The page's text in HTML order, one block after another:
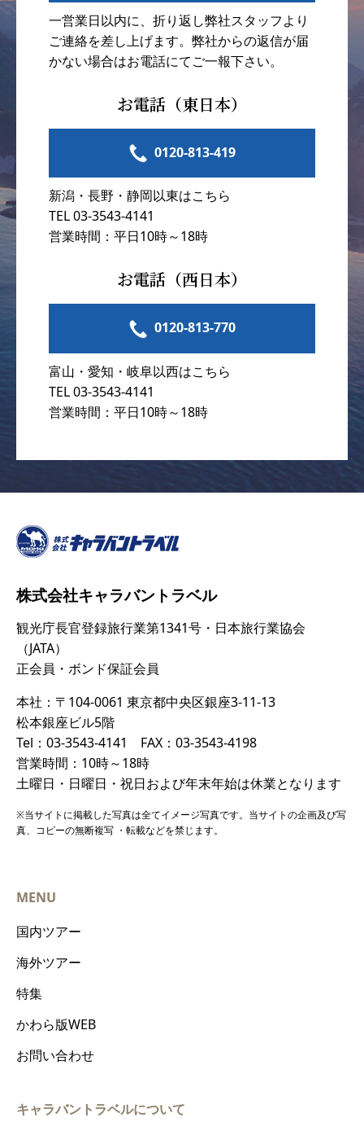
一営業日以内に、折り返し弊社スタッフより
ご連絡を差し上げます。弊社からの返信が届
かない場合はお電話にてご一報下さい。
お電話（東日本）
0120-813-419
新潟・長野・静岡以東はこちら
TEL 03-3543-4141
営業時間：平日10時～18時
お電話（西日本）
0120-813-770
富山・愛知・岐阜以西はこちら
TEL 03-3543-4141
営業時間：平日10時～18時
株式会社キャラバントラベル
観光庁長官登録旅行業第1341号・日本旅行業協会
（JATA）
正会員・ボンド保証会員
本社：〒104-0061 東京都中央区銀座3-11-13
松本銀座ビル5階
Tel：03-3543-4141 FAX：03-3543-4198
営業時間：10時～18時
土曜日・日曜日・祝日および年末年始は休業となります
※当サイトに掲載した写真は全てイメージ写真です。当サイトの企画及び写
真、コピーの無断複写 ・転載などを禁じます。
MENU
国内ツアー
海外ツアー
特集
かわら版WEB
お問い合わせ
キャラバントラベルについて